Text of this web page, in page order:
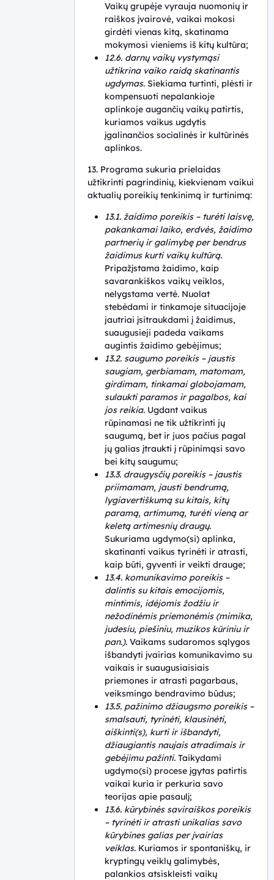
Vaikų grupėje vyrauja nuomonių ir
raiškos įvairovė, vaikai mokosi
girdėti vienas kitą, skatinama
mokymosi vieniems iš kitų kultūra;
12.6. darnų vaikų vystymąsi
užtikrina vaiko raidą skatinantis
ugdymas. Siekiama turtinti, plėsti ir
kompensuoti nepalankioje
aplinkoje augančių vaikų patirtis,
kuriamos vaikus ugdytis
įgalinančios socialinės ir kultūrinės
aplinkos.
13. Programa sukuria prielaidas
užtikrinti pagrindinių, kiekvienam vaikui
aktualių poreikių tenkinimą ir turtinimą:
13.1. žaidimo poreikis – turėti laisvę,
pakankamai laiko, erdvės, žaidimo
partnerių ir galimybę per bendrus
žaidimus kurti vaikų kultūrą.
Pripažįstama žaidimo, kaip
savarankiškos vaikų veiklos,
nelygstama vertė. Nuolat
stebėdami ir tinkamoje situacijoje
jautriai įsitraukdami į žaidimus,
suaugusieji padeda vaikams
augintis žaidimo gebėjimus;
13.2. saugumo poreikis – jaustis
saugiam, gerbiamam, matomam,
girdimam, tinkamai globojamam,
sulaukti paramos ir pagalbos, kai
jos reikia. Ugdant vaikus
rūpinamasi ne tik užtikrinti jų
saugumą, bet ir juos pačius pagal
jų galias įtraukti į rūpinimąsi savo
bei kitų saugumu;
13.3. draugysčių poreikis – jaustis
priimamam, jausti bendrumą,
lygiavertiškumą su kitais, kitų
paramą, artimumą, turėti vieną ar
keletą artimesnių draugų.
Sukuriama ugdymo(si) aplinka,
skatinanti vaikus tyrinėti ir atrasti,
kaip būti, gyventi ir veikti drauge;
13.4. komunikavimo poreikis –
dalintis su kitais emocijomis,
mintimis, idėjomis žodžiu ir
nežodinėmis priemonėmis (mimika,
judesiu, piešiniu, muzikos kūriniu ir
pan.). Vaikams sudaromos sąlygos
išbandyti įvairias komunikavimo su
vaikais ir suaugusiaisiais
priemones ir atrasti pagarbaus,
veiksmingo bendravimo būdus;
13.5. pažinimo džiaugsmo poreikis –
smalsauti, tyrinėti, klausinėti,
aiškinti(s), kurti ir išbandyti,
džiaugiantis naujais atradimais ir
gebėjimu pažinti. Taikydami
ugdymo(si) procese įgytas patirtis
vaikai kuria ir perkuria savo
teorijas apie pasaulį;
13.6. kūrybinės saviraiškos poreikis
– tyrinėti ir atrasti unikalias savo
kūrybines galias per įvairias
veiklas. Kuriamos ir spontaniškų, ir
kryptingų veiklų galimybės,
palankios atsiskleisti vaikų